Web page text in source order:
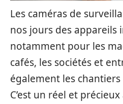
Les caméras de
nos jours des appareils
notamment pour les
cafés, les sociétés et
également les
C’est un réel et